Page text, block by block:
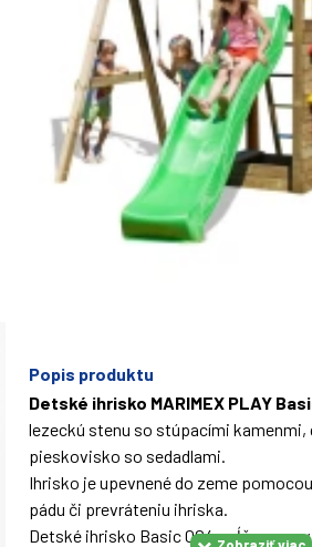
Popis produktu
Detské ihrisko MARIMEX PLAY
lezeckú stenu so stúpacími kamenmi,
pieskovisko so sedadlami.
Ihrisko je upevnené do zeme
pádu či prevráteniu ihriska.
Detské ihrisko Basic 004 spĺňa